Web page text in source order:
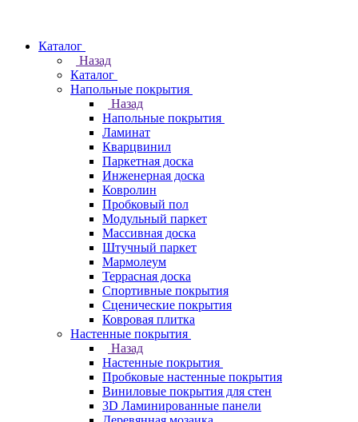
Каталог
Назад
Каталог
Напольные покрытия
Назад
Напольные покрытия
Ламинат
Кварцвинил
Паркетная доска
Инженерная доска
Ковролин
Пробковый пол
Модульный паркет
Массивная доска
Штучный паркет
Мармолеум
Террасная доска
Спортивные покрытия
Сценические покрытия
Ковровая плитка
Настенные покрытия
Назад
Настенные покрытия
Пробковые настенные покрытия
Виниловые покрытия для стен
3D Ламинированные панели